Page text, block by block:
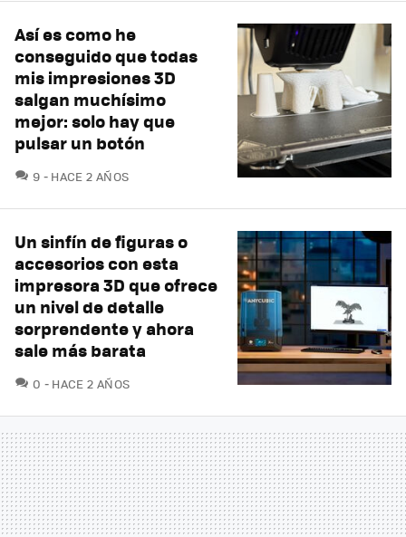
Así es como he
conseguido que todas
mis impresiones 3D
salgan muchísimo
mejor: solo hay que
pulsar un botón
9 COMENTARIOS
HACE 2 AÑOS
Un sinfín de figuras o
accesorios con esta
impresora 3D que ofrece
un nivel de detalle
sorprendente y ahora
sale más barata
0 COMENTARIOS
HACE 2 AÑOS